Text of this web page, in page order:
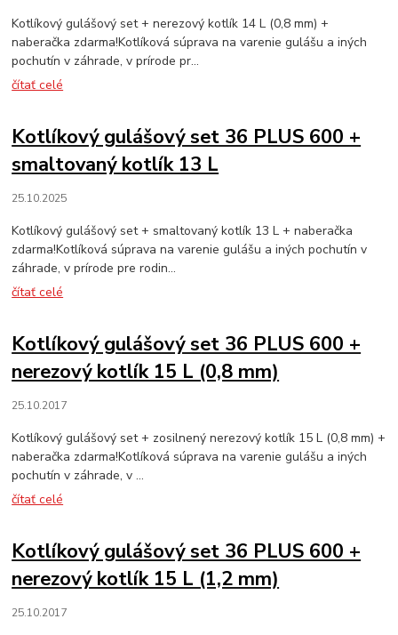
Kotlíkový gulášový set + nerezový kotlík 14 L (0,8 mm) +
naberačka zdarma!Kotlíková súprava na varenie gulášu a iných
pochutín v záhrade, v prírode pr...
čítať celé
Kotlíkový gulášový set 36 PLUS 600 +
smaltovaný kotlík 13 L
25.10.2025
Kotlíkový gulášový set + smaltovaný kotlík 13 L + naberačka
zdarma!Kotlíková súprava na varenie gulášu a iných pochutín v
záhrade, v prírode pre rodin...
čítať celé
Kotlíkový gulášový set 36 PLUS 600 +
nerezový kotlík 15 L (0,8 mm)
25.10.2017
Kotlíkový gulášový set + zosilnený nerezový kotlík 15 L (0,8 mm) +
naberačka zdarma!Kotlíková súprava na varenie gulášu a iných
pochutín v záhrade, v ...
čítať celé
Kotlíkový gulášový set 36 PLUS 600 +
nerezový kotlík 15 L (1,2 mm)
25.10.2017